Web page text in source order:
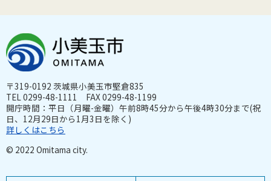
〒319-0192 茨城県小美玉市堅倉835
TEL 0299-48-1111 FAX 0299-48-1199
開庁時間：平日（月曜-金曜）午前8時45分から午後4時30分まで(祝
日、12月29日から1月3日を除く)
詳しくはこちら
© 2022 Omitama city.